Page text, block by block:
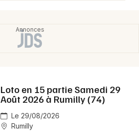
Loto en 15 partie Samedi 29
Août 2026 à Rumilly (74)
Le 29/08/2026
Rumilly